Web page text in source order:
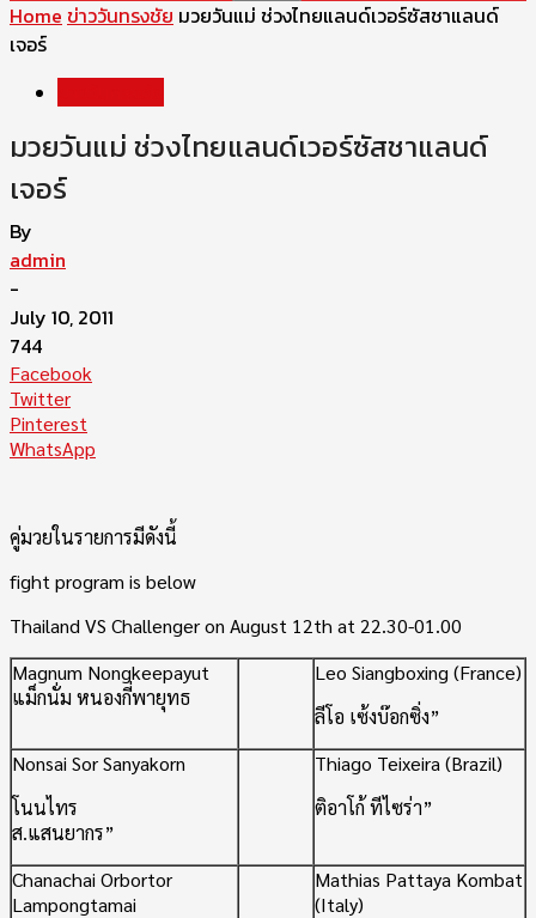
Home ข่าววันทรงชัย มวยวันแม่ ช่วงไทยแลนด์เวอร์ซัสชาแลนด์
เจอร์
มวยวันแม่ ช่วงไทยแลนด์เวอร์ซัสชาแลนด์
เจอร์
By
admin
-
July 10, 2011
744
Facebook
Twitter
Pinterest
WhatsApp
คู่มวยในรายการมีดังนี้
fight program is below
Thailand VS Challenger on August 12th at 22.30-01.00
Magnum Nongkeepayut
แม็กนั่ม หนองกี่พายุทธ
Leo Siangboxing (France)
ลีโอ เซ้งบ๊อกซิ่ง”
Nonsai Sor Sanyakorn
โนนไทร
ส.แสนยากร”
Thiago Teixeira (Brazil)
ติอาโก้ ทีไซร่า”
Chanachai Orbortor
Lampongtamai
Mathias Pattaya Kombat
(Italy)